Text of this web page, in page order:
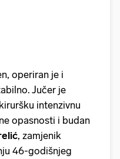
operiran je i
Jučer je
intenzivnu
opasnosti i budan
, zamjenik
46-godišnjeg